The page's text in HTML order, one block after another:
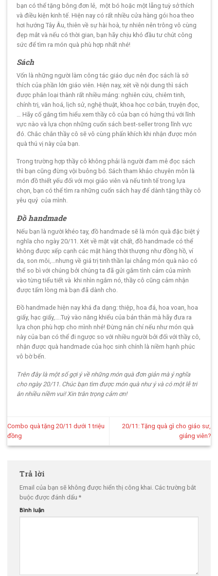
bạn có thể tặng bông đơn lẻ, một bó hoặc một lẵng tuỳ sở thích
và điều kiện kinh tế. Hiện nay có rất nhiều cửa hàng gói hoa theo
hơi hướng Tây Âu, thiên về sự hài hoà, tự nhiên nên trông vô cùng
đẹp mắt và nếu có thời gian, bạn hãy chịu khó đầu tư chút công
sức để tìm ra món quà phù hợp nhất nhé!
Sách
Vốn là những người làm công tác giáo dục nên đọc sách là sở
thích của phần lớn giáo viên. Hiện nay, xét về nội dung thì sách
được phân loại thành rất nhiều mảng: nghiên cứu, chiêm tinh,
chính trị, văn hoá, lịch sử, nghệ thuật, khoa học cơ bản, truyện đọc,
… Hãy cố gắng tìm hiểu xem thầy cô của bạn có hứng thú với lĩnh
vực nào và lựa chọn những cuốn sách best-seller trong lĩnh vực
đó. Chắc chắn thầy cô sẽ vô cùng phấn khích khi nhận được món
quà thú vị này của bạn.
Trong trường hợp thầy cô không phải là người đam mê đọc sách
thì bạn cũng đừng vội buông bỏ. Sách tham khảo chuyên môn là
món đồ thiết yếu đối với mọi giáo viên và nếu tinh tế trong lựa
chọn, bạn có thể tìm ra những cuốn sách hay để dành tặng thầy cô
yêu quý của mình.
Đồ handmade
Nếu bạn là người khéo tay, đồ handmade sẽ là món quà đặc biệt ý
nghĩa cho ngày 20/11. Xét về mặt vật chất, đồ handmade có thể
không được xếp cạnh các mặt hàng thời thượng như đồng hồ, ví
da, son môi,…nhưng về giá trị tinh thần lại chẳng món quà nào có
thể so bì với chúng bởi chúng ta đã gửi gắm tình cảm của mình
vào từng tiểu tiết và khi nhìn ngắm nó, thầy cô cũng cảm nhận
được tấm lòng mà bạn đã dành cho.
Đồ handmade hiện nay khá đa dạng: thiệp, hoa đá, hoa voan, hoa
giấy, hạc giấy,….Tuỳ vào năng khiếu của bản thân mà hãy đưa ra
lựa chọn phù hợp cho mình nhé! Đừng nản chí nếu như món quà
này của bạn có thể đi ngược so với nhiều người bởi đối với thầy cô,
nhận được quà handmade của học sinh chính là niềm hạnh phúc
vô bờ bến.
Trên đây là một số gợi ý về những món quà đơn giản mà ý nghĩa
cho ngày 20/11. Chúc bạn tìm được món quà như ý và có một lễ tri
ân nhiều niềm vui! Xin trân trọng cảm ơn!
Combo quà tặng 20/11 dưới 1 triệu
đồng
20/11: Tặng quà gì cho giáo sư,
giảng viên?
Trả lời
Email của bạn sẽ không được hiển thị công khai. Các trường bắt
buộc được đánh dấu *
Bình luận